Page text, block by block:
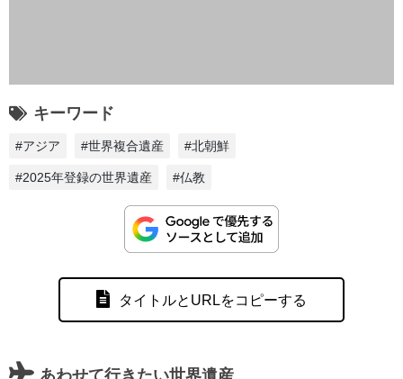
キーワード
#アジア #世界複合遺産 #北朝鮮
#2025年登録の世界遺産 #仏教
タイトルとURLをコピーする